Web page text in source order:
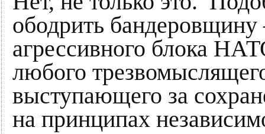
ободрить бандеровщину
агрессивного блока
любого
выступающего за
на принципах